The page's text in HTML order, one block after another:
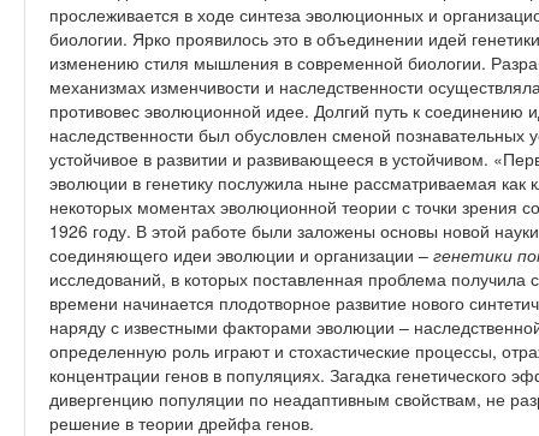
прослеживается в ходе синтеза эволюционных и
биологии. Ярко проявилось это в объединении идей
изменению стиля мышления в современной биологии.
механизмах изменчивости и наследственности
противовес эволюционной идее. Долгий путь к соединению
наследственности был обусловлен сменой познавательных
устойчивое в развитии и развивающееся в устойчивом.
эволюции в генетику послужила ныне рассматриваемая как
некоторых моментах эволюционной теории с точки зрения
1926 году. В этой работе были заложены основы новой
соединяющего идеи эволюции и организации – генетики
исследований, в которых поставленная проблема получила
времени начинается плодотворное развитие нового
наряду с известными факторами эволюции –
определенную роль играют и стохастические процессы,
концентрации генов в популяциях. Загадка генетического
дивергенцию популяции по неадаптивным свойствам, не
решение в теории дрейфа генов.